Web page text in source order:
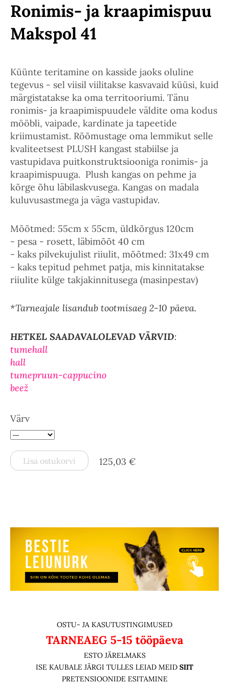
Ronimis- ja kraapimispuu
Makspol 41
Küünte teritamine on kasside jaoks oluline
tegevus - sel viisil viilitakse kasvavaid küüsi, kuid
märgistatakse ka oma territooriumi. Tänu
ronimis- ja kraapimispuudele väldite oma kodus
mööbli, vaipade, kardinate ja tapeetide
kriimustamist. Rõõmustage oma lemmikut selle
kvaliteetsest PLUSH kangast stabiilse ja
vastupidava puitkonstruktsiooniga ronimis- ja
kraapimispuuga. Plush kangas on pehme ja
kõrge õhu läbilaskvusega. Kangas on madala
kuluvusastmega ja väga vastupidav.
Mõõtmed: 55cm x 55cm, üldkõrgus 120cm
- pesa - rosett, läbimõõt 40 cm
- kaks pilvekujulist riiulit, mõõtmed: 31x49 cm
- kaks tepitud pehmet patja, mis kinnitatakse
riiulite külge takjakinnitusega (masinpestav)
*Tarneajale lisandub tootmisaeg 2-10 päeva.
HETKEL SAADAVALOLEVAD VÄRVID:
tumehall
hall
tumepruun-cappucino
beež
Värv
Lisa ostukorvi 125,03 €
OSTU- JA KASUTUSTINGIMUSED
TARNEAEG 5-15 tööpäeva
ESTO JÄRELMAKS
ISE KAUBALE JÄRGI TULLES LEIAD MEID SIIT
PRETENSIOONIDE ESITAMINE